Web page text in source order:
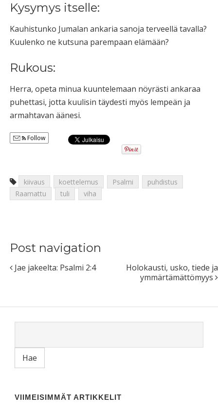
Kysymys itselle:
Kauhistunko Jumalan ankaria sanoja terveellä tavalla?
Kuulenko ne kutsuna parempaan elämään?
Rukous:
Herra, opeta minua kuuntelemaan nöyrästi ankaraa
puhettasi, jotta kuulisin täydesti myös lempeän ja
armahtavan äänesi.
Follow
kiivaus koettelemus Psalmi
puhdistus
Raamattu
tuli viha
Post navigation
Jae jakeelta: Psalmi 2:4
Holokausti, usko, tiede ja
ymmärtämättömyys
VIIMEISIMMÄT ARTIKKELIT